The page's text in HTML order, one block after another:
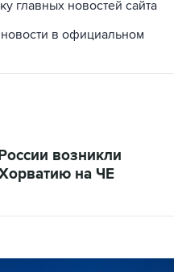
главных новостей сайта
в официальном
возникли
на ЧЕ